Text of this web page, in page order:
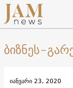
ბიზნეს-
იანვარი 23, 2020